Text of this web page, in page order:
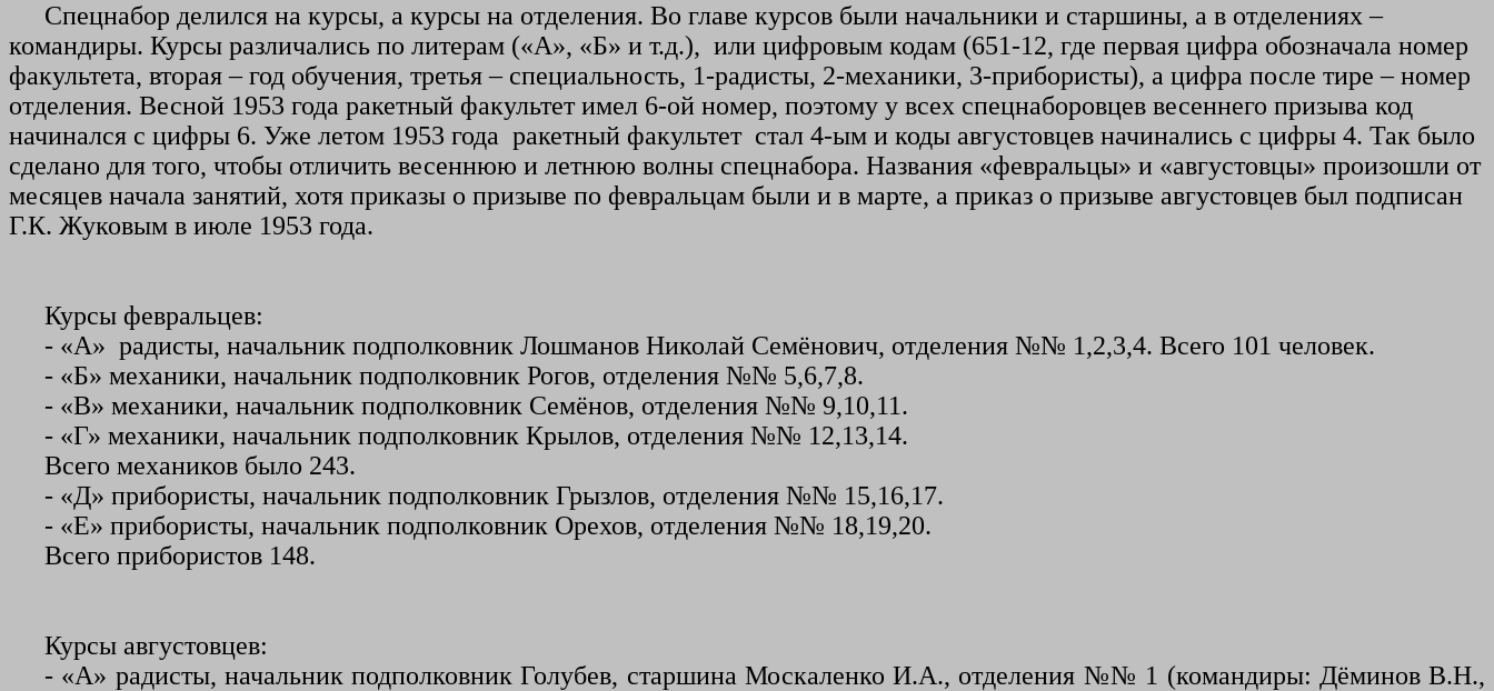
Спецнабор делился на курсы, а курсы на отделения. Во главе курсов были начальники и старшины, а в отделениях –
командиры. Курсы различались по литерам («А», «Б» и т.д.), или цифровым кодам (651-12, где первая цифра обозначала номер
факультета, вторая – год обучения, третья – специальность, 1-радисты, 2-механики, 3-прибористы), а цифра после тире – номер
отделения. Весной 1953 года ракетный факультет имел 6-ой номер, поэтому у всех спецнаборовцев весеннего призыва код
начинался с цифры 6. Уже летом 1953 года ракетный факультет стал 4-ым и коды августовцев начинались с цифры 4. Так было
сделано для того, чтобы отличить весеннюю и летнюю волны спецнабора. Названия «февральцы» и «августовцы» произошли от
месяцев начала занятий, хотя приказы о призыве по февральцам были и в марте, а приказ о призыве августовцев был подписан
Г.К. Жуковым в июле 1953 года.
Курсы февральцев:
- «А» радисты, начальник подполковник Лошманов Николай Семёнович, отделения №№ 1,2,3,4. Всего 101 человек.
- «Б» механики, начальник подполковник Рогов, отделения №№ 5,6,7,8.
- «В» механики, начальник подполковник Семёнов, отделения №№ 9,10,11.
- «Г» механики, начальник подполковник Крылов, отделения №№ 12,13,14.
Всего механиков было 243.
- «Д» прибористы, начальник подполковник Грызлов, отделения №№ 15,16,17.
- «Е» прибористы, начальник подполковник Орехов, отделения №№ 18,19,20.
Всего прибористов 148.
Курсы августовцев:
- «А» радисты, начальник подполковник Голубев, старшина Москаленко И.А., отделения №№ 1 (командиры: Дёминов В.Н.,